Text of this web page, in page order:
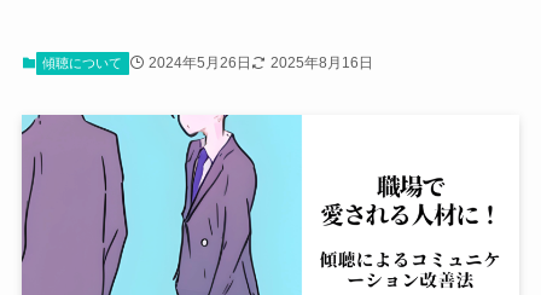
傾聴について 2024年5月26日 2025年8月16日